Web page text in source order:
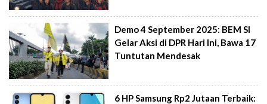
Demo 4 September 2025: BEM SI
Gelar Aksi di DPR Hari Ini, Bawa 17
Tuntutan Mendesak
6 HP Samsung Rp2 Jutaan Terbaik: